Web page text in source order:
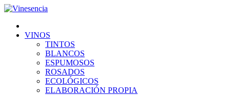
VINOS
TINTOS
BLANCOS
ESPUMOSOS
ROSADOS
ECOLÓGICOS
ELABORACIÓN PROPIA